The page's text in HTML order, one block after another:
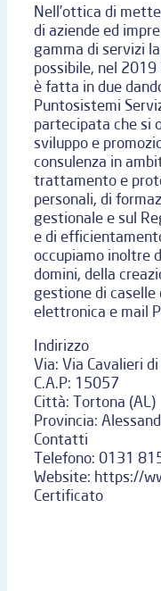
Nell’ottica di
di aziende ed
gamma di servizi
possibile, nel
è fatta in due
Puntosistemi
partecipata che si
sviluppo e
consulenza in
trattamento e
personali, di
gestionale e sul
e di
occupiamo inoltre
domini, della
gestione di caselle
elettronica e mail
Indirizzo
Via: Via Cavalieri
C.A.P: 15057
Città: Tortona (AL)
Provincia:
Contatti
Telefono: 0131
Website: https://
Certificato